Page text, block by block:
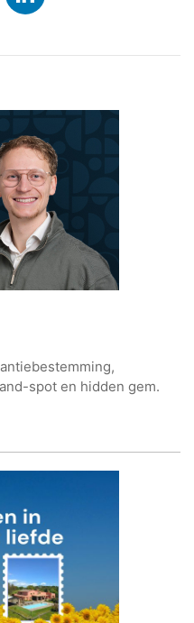
spot en hidden gem.